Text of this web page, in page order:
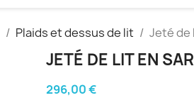
Plaids et dessus de lit Jeté de
JETÉ DE LIT EN
296,00 €